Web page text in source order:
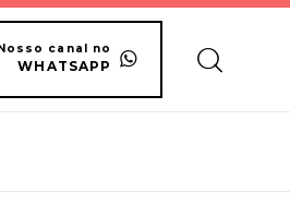
canal no
WHATSAPP